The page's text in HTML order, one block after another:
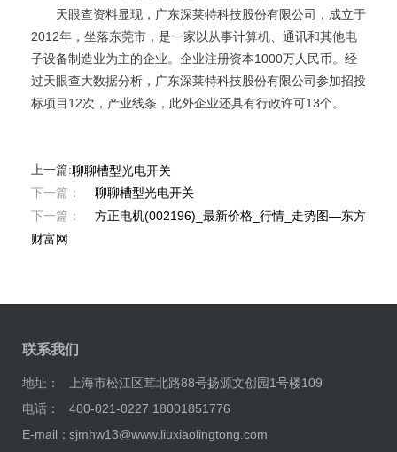
天眼查资料显现，广东深莱特科技股份有限公司，成立于
2012年，坐落东莞市，是一家以从事计算机、通讯和其他电
子设备制造业为主的企业。企业注册资本1000万人民币。经
过天眼查大数据分析，广东深莱特科技股份有限公司参加招投
标项目12次，产业线条，此外企业还具有行政许可13个。
上一篇:聊聊槽型光电开关
下一篇：
聊聊槽型光电开关
下一篇：
方正电机(002196)_最新价格_行情_走势图—东方
财富网
联系我们
地址：
上海市松江区茸北路88号扬源文创园1号楼109
电话：
400-021-0227 18001851776
E-mail：sjmhw13@www.liuxiaolingtong.com